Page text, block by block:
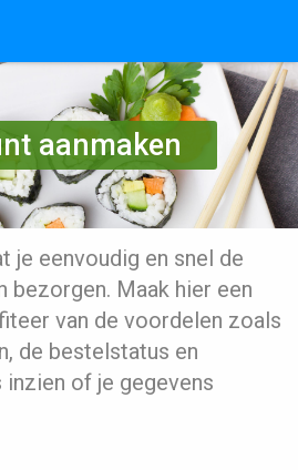
aanmaken
je eenvoudig en snel de
bezorgen. Maak hier een
van de voordelen zoals
de bestelstatus en
of je gegevens